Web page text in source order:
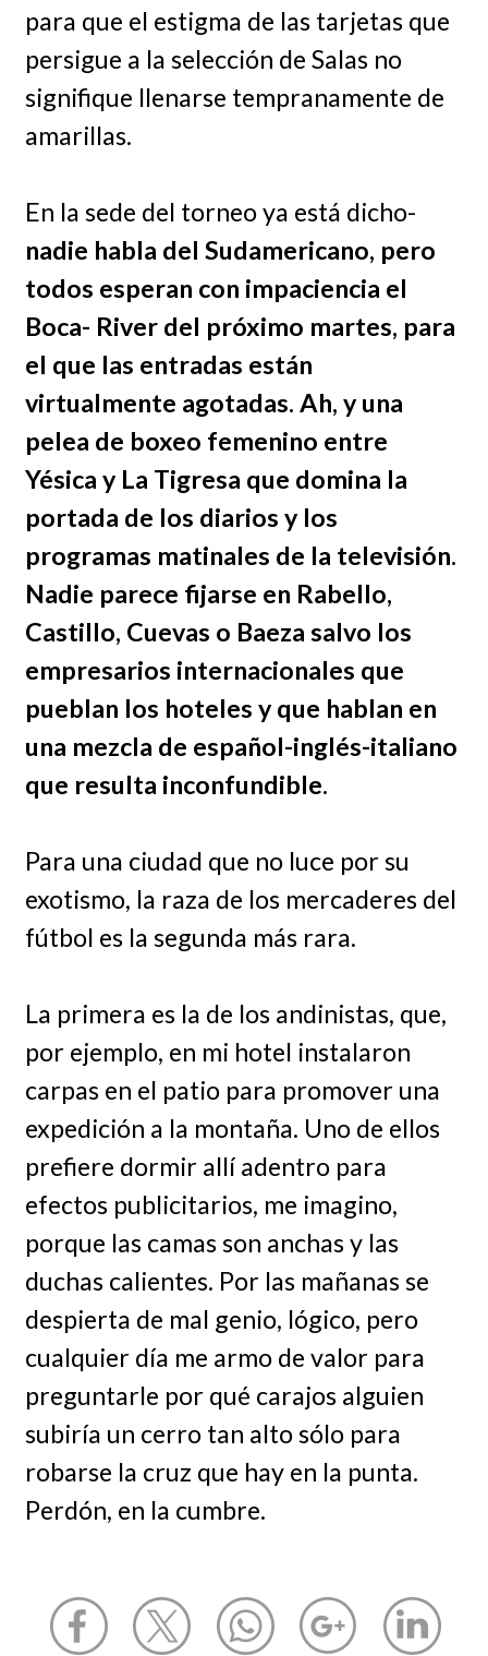
para que el estigma de las tarjetas que
persigue a la selección de Salas no
signifique llenarse tempranamente de
amarillas.
En la sede del torneo ya está dicho-
nadie habla del Sudamericano, pero
todos esperan con impaciencia el
Boca- River del próximo martes, para
el que las entradas están
virtualmente agotadas. Ah, y una
pelea de boxeo femenino entre
Yésica y La Tigresa que domina la
portada de los diarios y los
programas matinales de la televisión.
Nadie parece fijarse en Rabello,
Castillo, Cuevas o Baeza salvo los
empresarios internacionales que
pueblan los hoteles y que hablan en
una mezcla de español-inglés-italiano
que resulta inconfundible.
Para una ciudad que no luce por su
exotismo, la raza de los mercaderes del
fútbol es la segunda más rara.
La primera es la de los andinistas, que,
por ejemplo, en mi hotel instalaron
carpas en el patio para promover una
expedición a la montaña. Uno de ellos
prefiere dormir allí adentro para
efectos publicitarios, me imagino,
porque las camas son anchas y las
duchas calientes. Por las mañanas se
despierta de mal genio, lógico, pero
cualquier día me armo de valor para
preguntarle por qué carajos alguien
subiría un cerro tan alto sólo para
robarse la cruz que hay en la punta.
Perdón, en la cumbre.